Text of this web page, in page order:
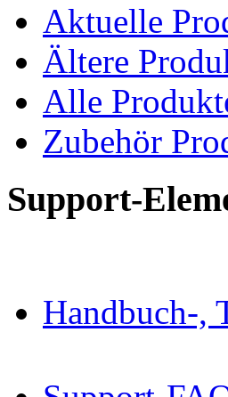
Aktuelle
Ältere
Alle
Zubehör
Support-
Handbuch-,